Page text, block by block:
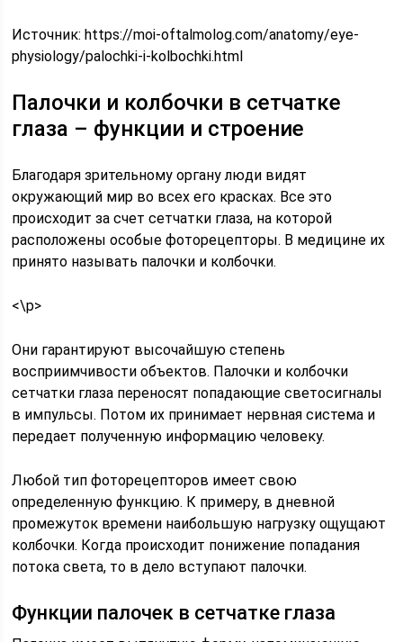
Источник:https://moi-oftalmolog.com/anatomy/eye-
physiology/palochki-i-kolbochki.html
Палочки и колбочки в сетчатке
глаза – функции и строение
Благодаря зрительному органу люди видят
окружающий мир во всех его красках. Все это
происходит за счет сетчатки глаза, на которой
расположены особые фоторецепторы. В медицине их
принято называть палочки и колбочки.
<\p>
Они гарантируют высочайшую степень
восприимчивости объектов. Палочки и колбочки
сетчатки глаза переносят попадающие светосигналы
в импульсы. Потом их принимает нервная система и
передает полученную информацию человеку.
Любой тип фоторецепторов имеет свою
определенную функцию. К примеру, в дневной
промежуток времени наибольшую нагрузку ощущают
колбочки. Когда происходит понижение попадания
потока света, то в дело вступают палочки.
Функции палочек в сетчатке глаза